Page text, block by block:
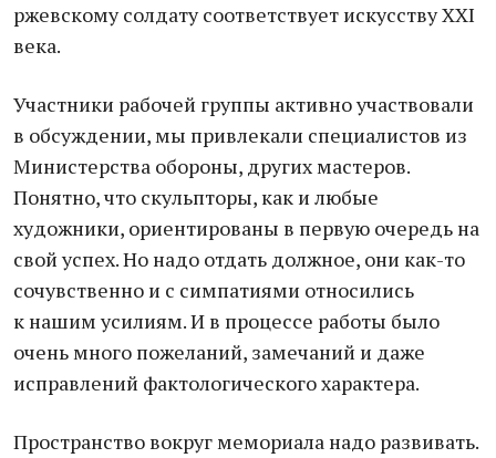
ржевскому солдату соответствует искусству XXI
века.
Участники рабочей группы активно участвовали
в обсуждении, мы привлекали специалистов из
Министерства обороны, других мастеров.
Понятно, что скульпторы, как и любые
художники, ориентированы в первую очередь на
свой успех. Но надо отдать должное, они как-то
сочувственно и с симпатиями относились
к нашим усилиям. И в процессе работы было
очень много пожеланий, замечаний и даже
исправлений фактологического характера.
Пространство вокруг мемориала надо развивать.